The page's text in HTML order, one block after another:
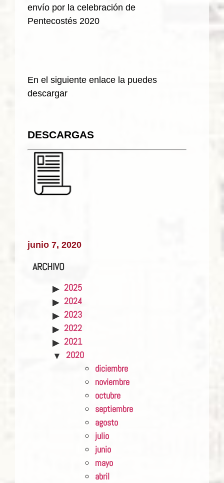
envío por la celebración de
Pentecostés 2020
En el siguiente enlace la puedes
descargar
DESCARGAS
junio 7, 2020
ARCHIVO
2025
2024
2023
2022
2021
2020
diciembre
noviembre
octubre
septiembre
agosto
julio
junio
mayo
abril